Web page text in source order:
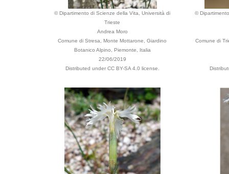
© Dipartimento di Scienze della Vita, Università di
Trieste
Andrea Moro
Comune di Stresa, Monte Mottarone, Giardino
Botanico Alpino, Piemonte, Italia
22/06/2019
Distributed under CC BY-SA 4.0 license.
©
Comune di